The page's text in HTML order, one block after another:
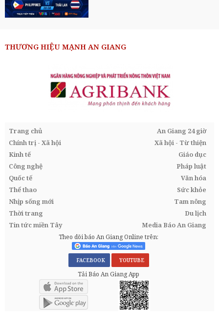
THƯƠNG HIỆU MẠNH AN GIANG
Trang chủ
An Giang 24 giờ
Chính trị - Xã hội
Xã hội - Từ thiện
Kinh tế
Giáo dục
Công nghệ
Pháp luật
Quốc tế
Văn hóa
Thể thao
Sức khỏe
Nhịp sống mới
Tam nông
Thời trang
Du lịch
Tin tức miền Tây
Media Báo An Giang
Theo dõi báo An Giang Online trên:
FACEBOOK YOUTUBE
Tải Báo An Giang App